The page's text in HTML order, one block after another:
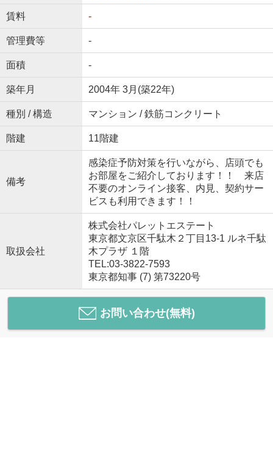
賃料 -
管理費等 -
面積 -
築年月 2004年 3月(築22年)
種別 / 構造 マンション / 鉄筋コンクリート
階建 11階建
備考
感染症予防対策を行いながら、店頭でも
お部屋をご紹介しております！！ 来店
不要のオンライン接客、内見、契約サー
ビスも利用できます！！
取扱会社
株式会社パレットエステート
東京都文京区千駄木２丁目13-1 ルネ千駄
木プラザ １階
TEL:03-3822-7593
東京都知事 (7) 第73220号
お問い合わせ(無料)